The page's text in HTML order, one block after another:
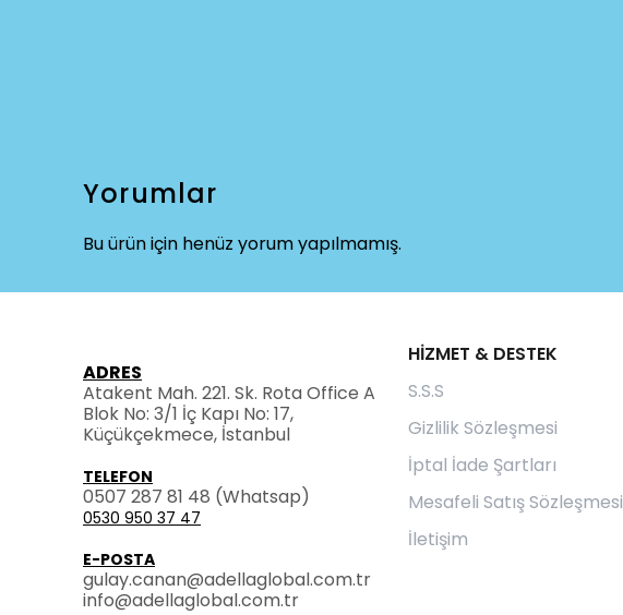
Yorumlar
Bu ürün için henüz yorum yapılmamış.
HİZMET & DESTEK
S.S.S
Gizlilik Sözleşmesi
İptal İade Şartları
Mesafeli Satış Sözleşmesi
İletişim
ADRES
Atakent Mah. 221. Sk. Rota Office A
Blok No: 3/1 İç Kapı No: 17,
Küçükçekmece, İstanbul
TELEFON
0507 287 81 48 (Whatsap)
0530 950 37 47
E-POSTA
gulay.canan@adellaglobal.com.tr
info@adellaglobal.com.tr